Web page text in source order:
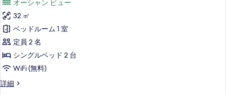
写
真
を
表
示
す
る
ュ
ー
の
す
べ
て
ド
台
シ
ー
ビ
ュ
ー
詳
ン
ル
ー
ム
シ
ー
ビ
オーシャン ビュー
32 ㎡
ベッドルーム 1 室
定員 2 名
シングルベッド 2 台
WiFi (無料)
詳細
ツ